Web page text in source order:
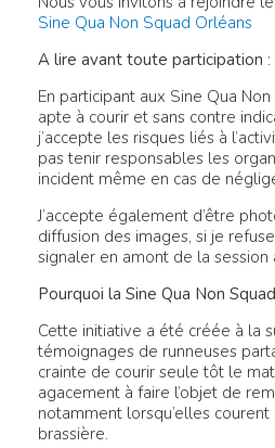
Sine Qua Non Squad Orléans
A lire avant toute participation :
En participant aux Sine Qua
apte à courir et sans contre
j’accepte les risques liés à
pas tenir responsables les
incident même en cas de
J’accepte également d’être
diffusion des images, si je
signaler en amont de la session
Pourquoi la Sine Qua Non
Cette initiative a été créée à la
témoignages de runneuses
crainte de courir seule tôt le
agacement à faire l’objet de
notamment lorsqu’elles
brassière.